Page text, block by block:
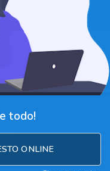
todo!
ONLINE